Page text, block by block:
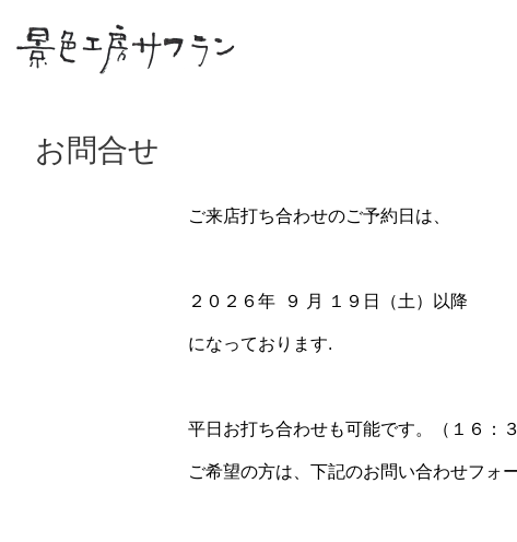
お問合せ
ご来店打ち合わせのご予約日は、
２０２６年 ９ 月 １９日（土）以降
になっております.
平日お打ち合わせも可能です。（１６：
ご希望の方は、下記のお問い合わせフォ